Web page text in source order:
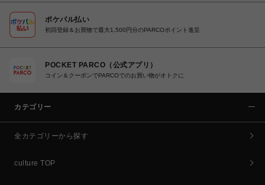
ポケパル払い
初回登録＆お買物で最大1,500円分のPARCOポイント進呈
POCKET PARCO（公式アプリ）
コイン＆クーポンでPARCOでのお買い物がオトクに
カテゴリー
全カテゴリーから探す
culture TOP